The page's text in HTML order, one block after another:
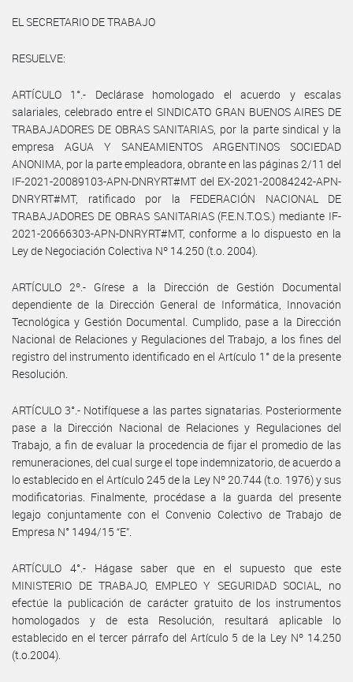
EL SECRETARIO DE TRABAJO
RESUELVE:
ARTÍCULO 1°.- Declárase homologado el acuerdo y escalas
salariales, celebrado entre el SINDICATO GRAN BUENOS AIRES DE
TRABAJADORES DE OBRAS SANITARIAS, por la parte sindical y la
empresa AGUA Y SANEAMIENTOS ARGENTINOS SOCIEDAD
ANONIMA, por la parte empleadora, obrante en las páginas 2/11 del
IF-2021-20089103-APN-DNRYRT#MT del EX-2021-20084242-APN-
DNRYRT#MT, ratificado por la FEDERACIÓN NACIONAL DE
TRABAJADORES DE OBRAS SANITARIAS (F.E.N.T.O.S.) mediante IF-
2021-20666303-APN-DNRYRT#MT, conforme a lo dispuesto en la
Ley de Negociación Colectiva Nº 14.250 (t.o. 2004).
ARTÍCULO 2º.- Gírese a la Dirección de Gestión Documental
dependiente de la Dirección General de Informática, Innovación
Tecnológica y Gestión Documental. Cumplido, pase a la Dirección
Nacional de Relaciones y Regulaciones del Trabajo, a los fines del
registro del instrumento identificado en el Artículo 1° de la presente
Resolución.
ARTÍCULO 3°.- Notifíquese a las partes signatarias. Posteriormente
pase a la Dirección Nacional de Relaciones y Regulaciones del
Trabajo, a fin de evaluar la procedencia de fijar el promedio de las
remuneraciones, del cual surge el tope indemnizatorio, de acuerdo a
lo establecido en el Artículo 245 de la Ley Nº 20.744 (t.o. 1976) y sus
modificatorias. Finalmente, procédase a la guarda del presente
legajo conjuntamente con el Convenio Colectivo de Trabajo de
Empresa N° 1494/15 “E”.
ARTÍCULO 4°.- Hágase saber que en el supuesto que este
MINISTERIO DE TRABAJO, EMPLEO Y SEGURIDAD SOCIAL, no
efectúe la publicación de carácter gratuito de los instrumentos
homologados y de esta Resolución, resultará aplicable lo
establecido en el tercer párrafo del Artículo 5 de la Ley Nº 14.250
(t.o.2004).